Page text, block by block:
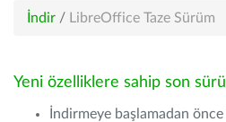
İndir / LibreOffice Taze Sürüm
Yeni özelliklere sahip son
İndirmeye başlamadan